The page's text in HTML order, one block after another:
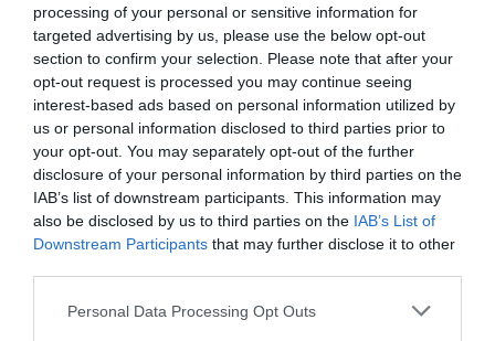
processing of your personal or sensitive information for
targeted advertising by us, please use the below opt-out
section to confirm your selection. Please note that after your
opt-out request is processed you may continue seeing
interest-based ads based on personal information utilized by
us or personal information disclosed to third parties prior to
your opt-out. You may separately opt-out of the further
disclosure of your personal information by third parties on the
IAB’s list of downstream participants. This information may
also be disclosed by us to third parties on the IAB’s List of
Downstream Participants that may further disclose it to other
Personal Data Processing Opt Outs
RELACIONADES